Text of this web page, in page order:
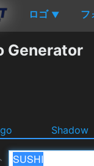
ロゴ ▼ フ
Generator
Shadow